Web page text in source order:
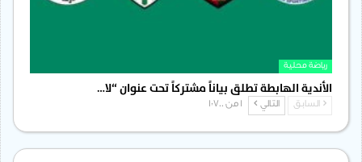
رياضة محلية
الأندية الهابطة تطلق بياناً مشتركاً تحت عنوان “لا…
السابق التالي